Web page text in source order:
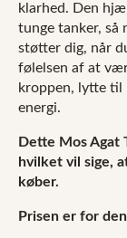
klarhed. Den
tunge tanker, så
støtter dig, når
følelsen af at
kroppen, lytte til
energi.
Dette Mos Agat
hvilket vil sige,
køber.
Prisen er for